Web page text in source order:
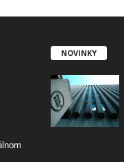
NOVINKY